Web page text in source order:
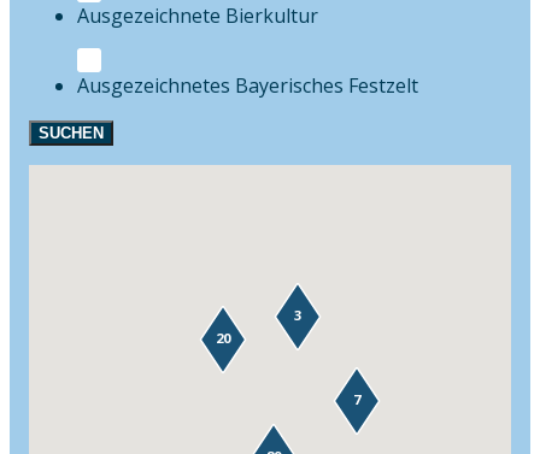
Bierkultur
Festzelt
SUCHEN
7
20
3